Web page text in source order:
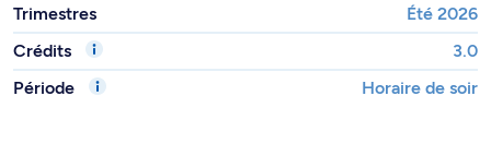
Trimestres
Été 2026
Crédits
3.0
Période
Horaire de soir